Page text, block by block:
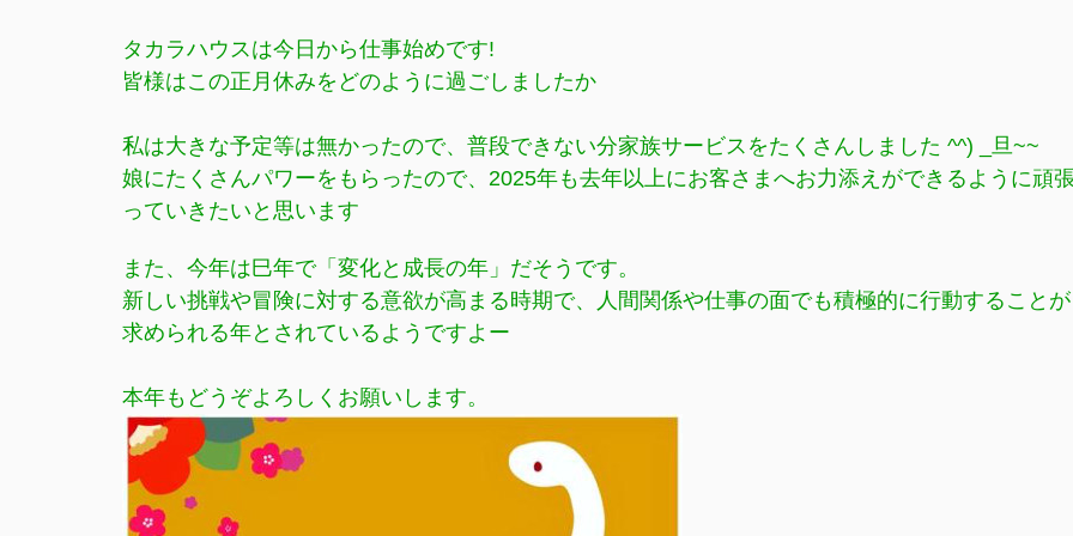
タカラハウスは今日から仕事始めです!
皆様はこの正月休みをどのように過ごしましたか
私は大きな予定等は無かったので、普段できない分家族サービスをたくさんしました ^^) _旦~~
娘にたくさんパワーをもらったので、2025年も去年以上にお客さまへお力添えができるように頑
っていきたいと思います
また、今年は巳年で「変化と成長の年」だそうです。
新しい挑戦や冒険に対する意欲が高まる時期で、人間関係や仕事の面でも積極的に行動することが
求められる年とされているようですよー
本年もどうぞよろしくお願いします。